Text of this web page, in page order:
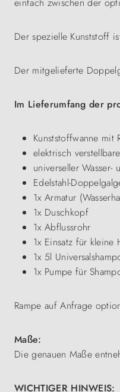
Der spezielle Kunststoff
Der mitgelieferte
Im Lieferumfang der
Kunststoffwanne mit
elektrisch
universeller Wasser-
Edelstahl-
1x Armatur
1x Duschkopf
1x Abflussrohr
1x Einsatz für kleine
1x 5l
1x Pumpe für
Rampe auf Anfrage
Maße:
Die genauen Maße
WICHTIGER HINWEIS: